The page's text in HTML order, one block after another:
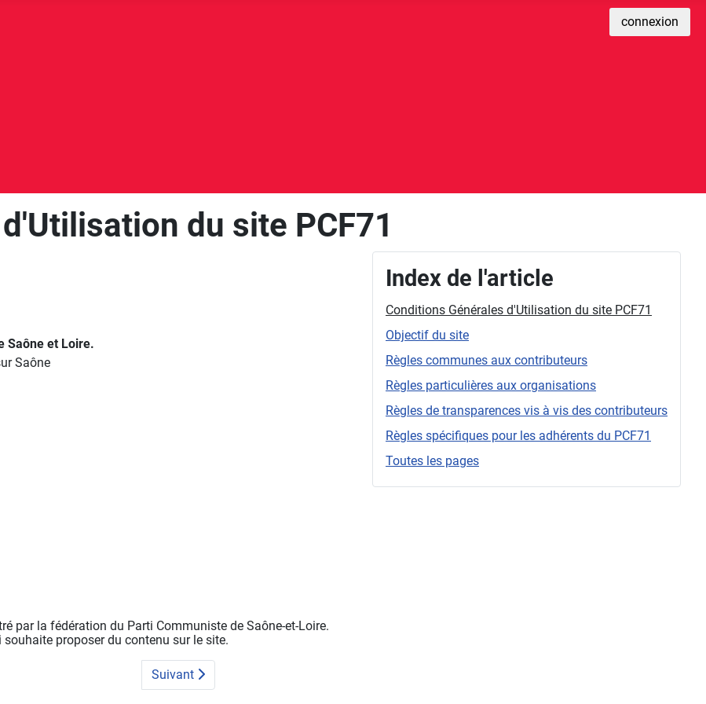
connexion
du site PCF71
Index de l'article
Conditions Générales d'Utilisation du site PCF71
Objectif du site
Règles communes aux contributeurs
Règles particulières aux organisations
Règles de transparences vis à vis des contributeurs
Règles spécifiques pour les adhérents du PCF71
Toutes les pages
Saône et Loire.
Saône
par la fédération du Parti Communiste de Saône-et-Loire.
proposer du contenu sur le site.
Suivant